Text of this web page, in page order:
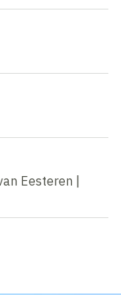
Eesteren |